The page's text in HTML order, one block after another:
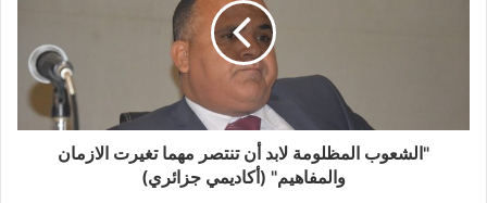
ورغم ذلك وبصراحة فإن الكثير من الصحراويين حبذوا فوز
ترامب نكاية بصداقة هيلاري كلينتون مع المغرب. في تصورنا
الآن- وهذا سطحي بعض الشيء- أن الولايات المتحدة يمكن ان
تغير موقفها بسبب أن ترامب منزعج جدا من دعم المغرب
لهيلاري كلينتون اثناء الحملة الانتخابية، وأن جون بولتون الذي
يصفه البعض بأنه “صديق” للصحراويين هو الآن في الإدارة
ويمكن أن يغيير من موقف الولايات المتحدة في قضيتنا. هذا كله
"الشعوب المظلومة لابد أن تنتصر مهما تغيرت الازمان
والمفاهيم" (أكاديمي جزائري)